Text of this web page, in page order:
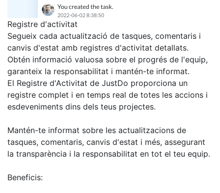
Registre d'activitat
Segueix cada actualització de tasques, comentaris i
canvis d'estat amb registres d'activitat detallats.
Obtén informació valuosa sobre el progrés de l'equip,
garanteix la responsabilitat i mantén-te informat.
El Registre d'Activitat de JustDo proporciona un
registre complet i en temps real de totes les accions i
esdeveniments dins dels teus projectes.
Mantén-te informat sobre les actualitzacions de
tasques, comentaris, canvis d'estat i més, assegurant
la transparència i la responsabilitat en tot el teu equip.
Beneficis: